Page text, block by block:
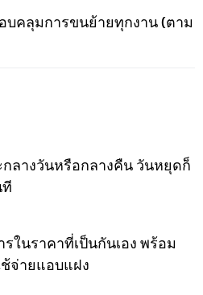
บคลุมการขนย้ายทุกงาน (ตาม
ลางวันหรือกลางคืน วันหยุดก็
รในราคาที่เป็นกันเอง พร้อม
จ่ายแอบแฝง